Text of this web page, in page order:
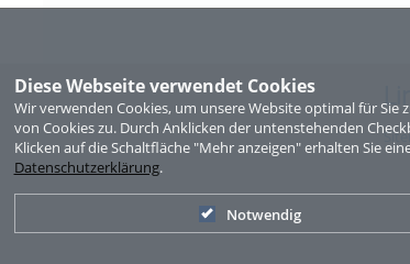
Diese Webseite verwendet Cookies
Wir verwenden Cookies, um unsere Website optimal für
von Cookies zu. Durch Anklicken der untenstehenden
Klicken auf die Schaltfläche "Mehr anzeigen" erhalten Sie
Datenschutzerklärung.
Notwendig